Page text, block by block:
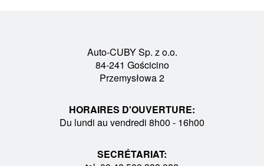
Auto-CUBY Sp. z o.o.
84-241 Gościcino
Przemysłowa 2
HORAIRES D'OUVERTURE:
Du lundi au vendredi 8h00 - 16h00
SECRÉTARIAT: